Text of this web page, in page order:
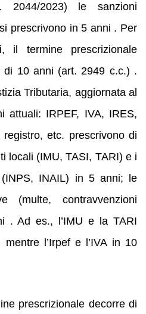
2044/2023) le sanzioni
prescrivono in 5 anni . Per
termine prescrizionale
di 10 anni (art. 2949 c.c.) .
Tributaria, aggiornata al
attuali: IRPEF, IVA, IRES,
etc. prescrivono di
locali (IMU, TASI, TARI) e i
(INPS, INAIL) in 5 anni; le
(multe, contravvenzioni
. Ad es., l’IMU e la TARI
l’Irpef e l’IVA in 10
prescrizionale decorre di